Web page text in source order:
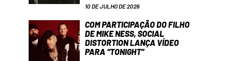
10 DE JULHO DE 2026
COM PARTICIPAÇÃO DO FILHO
DE MIKE NESS, SOCIAL
DISTORTION LANÇA VÍDEO
PARA “TONIGHT”